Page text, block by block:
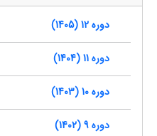
دوره 12 (1405)
دوره 11 (1404)
دوره 10 (1403)
دوره 9 (1402)